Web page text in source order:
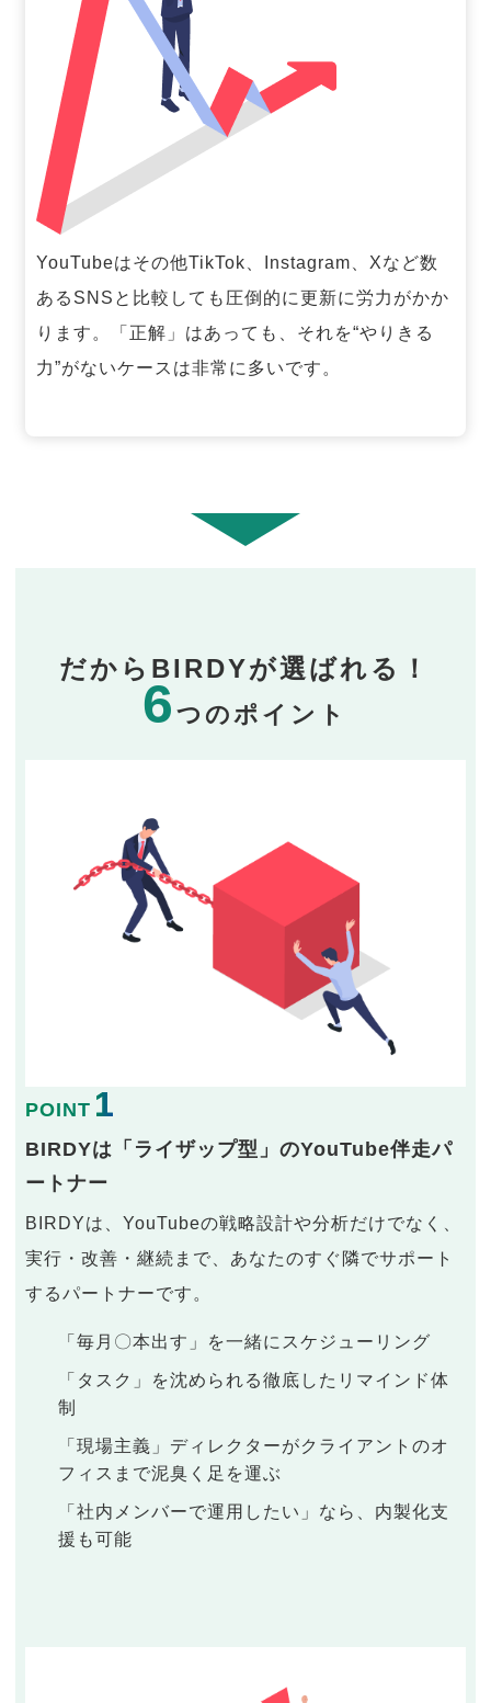
YouTubeはその他TikTok、Instagram、Xなど数
あるSNSと比較しても圧倒的に更新に労力がかか
ります。「正解」はあっても、それを“やりきる
力”がないケースは非常に多いです。
だからBIRDYが選ばれる！
6つのポイント
POINT 1
BIRDYは「ライザップ型」のYouTube伴走パ
ートナー
BIRDYは、YouTubeの戦略設計や分析だけでなく、
実行・改善・継続まで、あなたのすぐ隣でサポート
するパートナーです。
「毎月〇本出す」を一緒にスケジューリング
「タスク」を沈められる徹底したリマインド体
制
「現場主義」ディレクターがクライアントのオ
フィスまで泥臭く足を運ぶ
「社内メンバーで運用したい」なら、内製化支
援も可能